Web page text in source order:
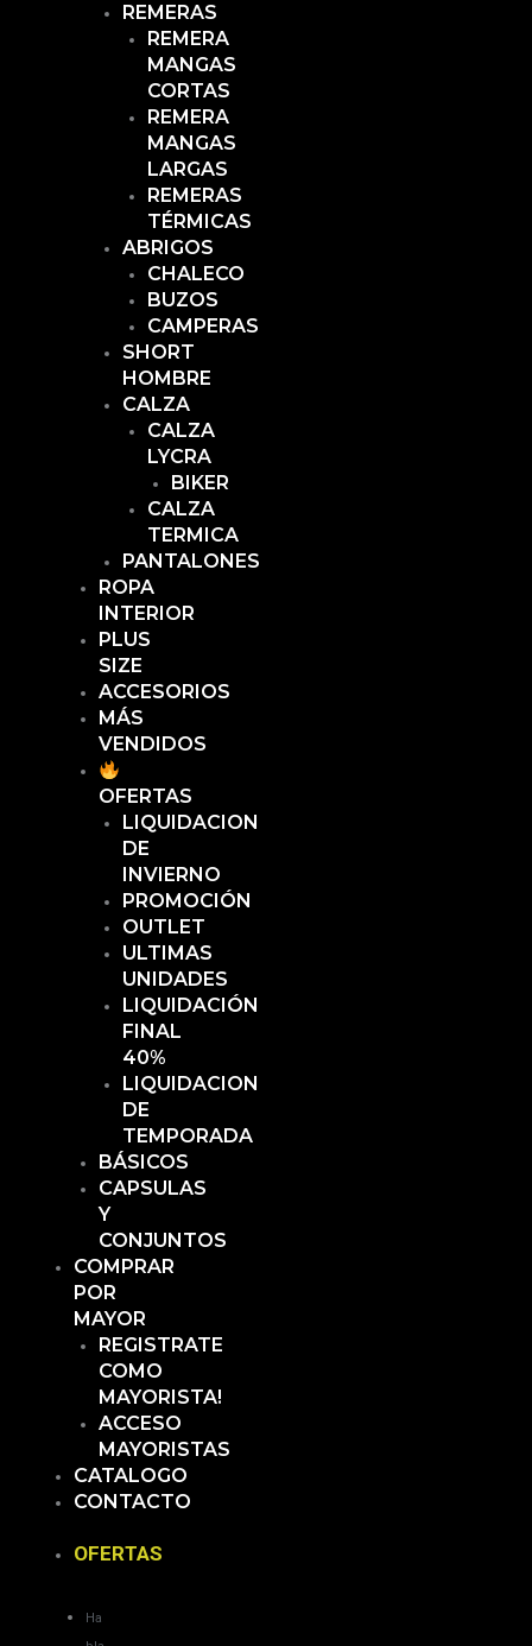
REMERAS
REMERA
MANGAS
CORTAS
REMERA
MANGAS
LARGAS
REMERAS
TÉRMICAS
ABRIGOS
CHALECO
BUZOS
CAMPERAS
SHORT
HOMBRE
CALZA
CALZA
LYCRA
BIKER
CALZA
TERMICA
PANTALONES
ROPA
INTERIOR
PLUS
SIZE
ACCESORIOS
MÁS
VENDIDOS
OFERTAS
LIQUIDACION
DE
INVIERNO
PROMOCIÓN
OUTLET
ULTIMAS
UNIDADES
LIQUIDACIÓN
FINAL
40%
LIQUIDACION
DE
TEMPORADA
BÁSICOS
CAPSULAS
Y
CONJUNTOS
COMPRAR
POR
MAYOR
REGISTRATE
COMO
MAYORISTA!
ACCESO
MAYORISTAS
CATALOGO
CONTACTO
OFERTAS
Ha